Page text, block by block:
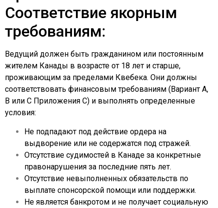
Соответствие якорным
требованиям:
Ведущий должен быть гражданином или постоянным
жителем Канады в возрасте от 18 лет и старше,
проживающим за пределами Квебека. Они должны
соответствовать финансовым требованиям (Вариант A,
B или C Приложения C) и выполнять определенные
условия:
Не подпадают под действие ордера на
выдворение или не содержатся под стражей.
Отсутствие судимостей в Канаде за конкретные
правонарушения за последние пять лет.
Отсутствие невыполненных обязательств по
выплате спонсорской помощи или поддержки.
Не является банкротом и не получает социальную